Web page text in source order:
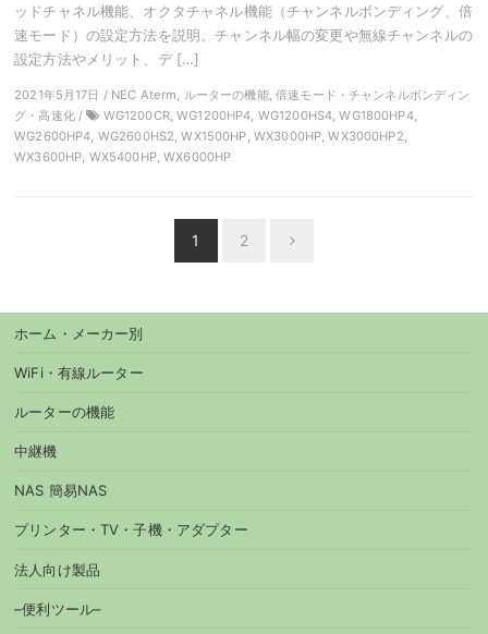
ッドチャネル機能、オクタチャネル機能（チャンネルボンディング、倍
速モード）の設定方法を説明。チャンネル幅の変更や無線チャンネルの
設定方法やメリット、デ […]
2021年5月17日 / NEC Aterm, ルーターの機能, 倍速モード・チャンネルボンディン
グ・高速化 /
WG1200CR, WG1200HP4, WG1200HS4, WG1800HP4,
WG2600HP4, WG2600HS2, WX1500HP, WX3000HP, WX3000HP2,
WX3600HP, WX5400HP, WX6000HP
稿
ビ
1 2 Next
ホーム・メーカー別
WiFi・有線ルーター
ルーターの機能
中継機
NAS 簡易NAS
プリンター・TV・子機・アダプター
法人向け製品
–便利ツール–